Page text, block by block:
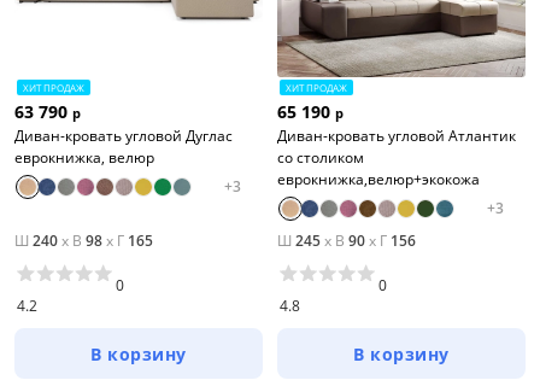
до
Цвет
Белый
Черный
Зеленый
ХИТ ПРОДАЖ
63 790 р
Диван-кровать угловой Дуглас
еврокнижка, велюр
+3
Ш 240x В 98x Г 165
4.2
0
В корзину
ХИТ ПРОДАЖ
65 190 р
Диван-кровать угловой Атлантик
со столиком
еврокнижка,велюр+экокожа
+3
Ш 245x В 90x Г 156
4.8
0
В корзину